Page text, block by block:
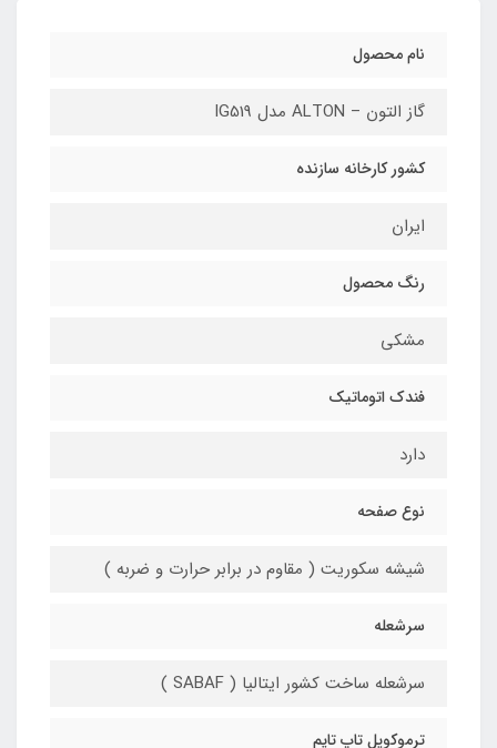
نام محصول
گاز التون – ALTON مدل IG519
کشور کارخانه سازنده
ایران
رنگ محصول
مشکی
فندک اتوماتیک
دارد
نوع صفحه
شیشه سکوریت ( مقاوم در برابر حرارت و ضربه )
سرشعله
سرشعله ساخت کشور ایتالیا ( SABAF )
ترموکوپل تاپ تایم